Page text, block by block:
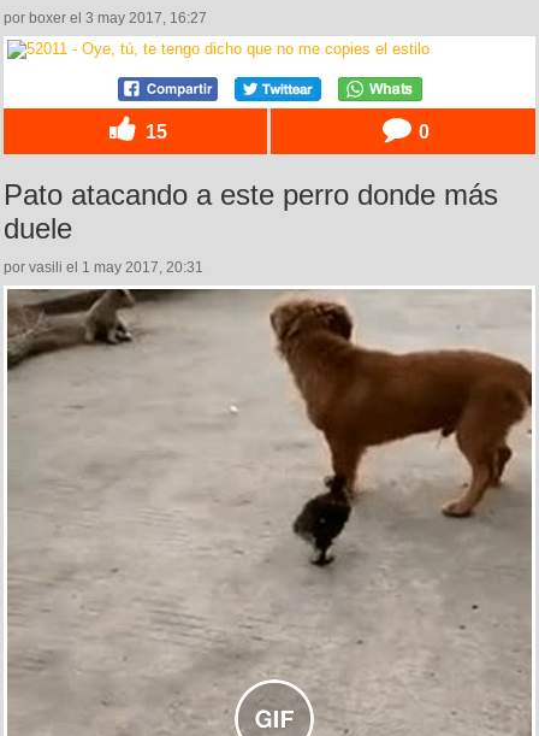
por boxer el 3 may 2017, 16:27
15 0
Pato atacando a este perro donde más
duele
por vasili el 1 may 2017, 20:31